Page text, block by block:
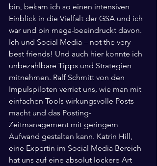
bin, bekam ich so einen intensiven
Einblick in die Vielfalt der GSA und ich
war und bin mega-beeindruckt davon.
Ich und Social Media – not the very
best friends! Und auch hier konnte ich
unbezahlbare Tipps und Strategien
mitnehmen. Ralf Schmitt von den
Impulspiloten verriet uns, wie man mit
einfachen Tools wirkungsvolle Posts
macht und das Posting-
Zeitmanagement mit geringem
Aufwand gestalten kann. Katrin Hill,
eine Expertin im Social Media Bereich
hat uns auf eine absolut lockere Art